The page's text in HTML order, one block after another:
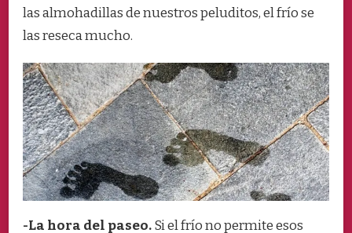
las almohadillas de nuestros peluditos, el frío se
las reseca mucho.
-La hora del paseo.Si el frío no permite esos